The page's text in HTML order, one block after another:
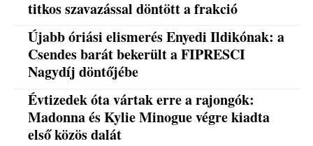
titkos szavazással döntött a frakció
Újabb óriási elismerés Enyedi Ildikónak: a
Csendes barát bekerült a FIPRESCI
Nagydíj döntőjébe
Évtizedek óta vártak erre a rajongók:
Madonna és Kylie Minogue végre kiadta
első közös dalát